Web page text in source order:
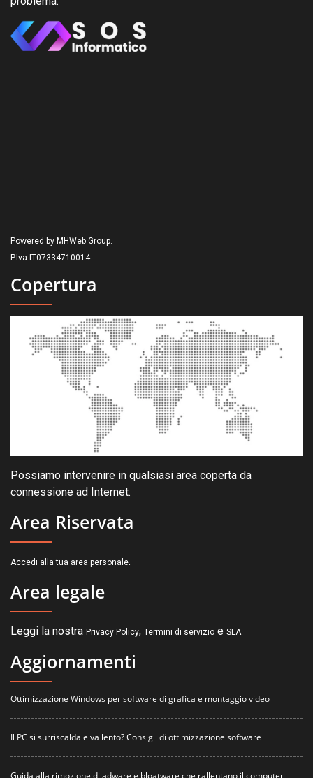
Powered by MHWeb Group.
P.Iva IT07334710014
Copertura
Possiamo intervenire in qualsiasi area coperta da
connessione ad Internet.
Area Riservata
Accedi alla tua area personale.
Area legale
Leggi la nostra Privacy Policy, Termini di servizio e SLA
Aggiornamenti
Ottimizzazione Windows per software di grafica e montaggio video
Il PC si surriscalda e va lento? Consigli di ottimizzazione software
Guida alla rimozione di adware e bloatware che rallentano il computer